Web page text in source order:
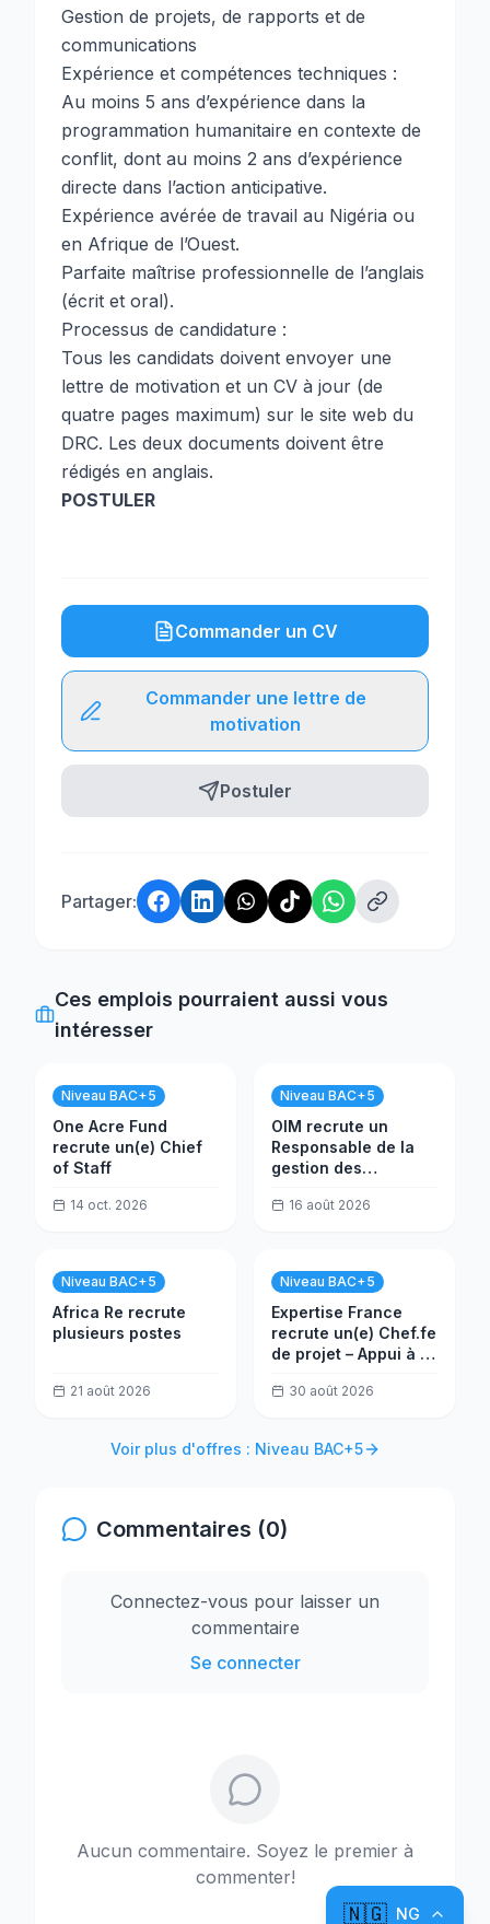
Gestion de projets, de rapports et de
communications
Expérience et compétences techniques :
Au moins 5 ans d’expérience dans la
programmation humanitaire en contexte de
conflit, dont au moins 2 ans d’expérience
directe dans l’action anticipative.
Expérience avérée de travail au Nigéria ou
en Afrique de l’Ouest.
Parfaite maîtrise professionnelle de l’anglais
(écrit et oral).
Processus de candidature :
Tous les candidats doivent envoyer une
lettre de motivation et un CV à jour (de
quatre pages maximum) sur le site web du
DRC. Les deux documents doivent être
rédigés en anglais.
POSTULER
Commander un CV
Commander une lettre de
motivation
Postuler
Partager:
Ces emplois pourraient aussi vous
intéresser
Niveau BAC+5
One Acre Fund
recrute un(e) Chief
of Staff
14 oct. 2026
Niveau BAC+5
OIM recrute un
Responsable de la
gestion des
16 août 2026
Niveau BAC+5
Africa Re recrute
plusieurs postes
21 août 2026
Niveau BAC+5
Expertise France
recrute un(e) Chef.fe
de projet – Appui à la
l'administration
30 août 2026
Voir plus d'offres : Niveau BAC+5
Commentaires (0)
Connectez-vous pour laisser un
commentaire
Se connecter
Aucun commentaire. Soyez le premier à
commenter!
🇳🇬 NG